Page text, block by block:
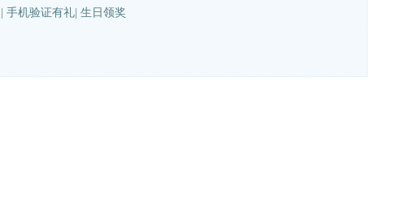
手机验证有礼 生日领奖